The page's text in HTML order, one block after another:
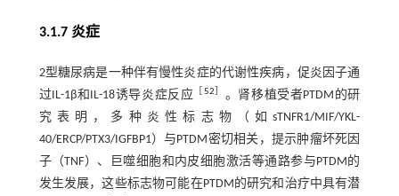
3.1.7 炎症
2型糖尿病是一种伴有慢性炎症的代谢性疾病，促炎因子通
过IL-1β和IL-18诱导炎症反应
52
。肾移植受者PTDM的研
究表明，多种炎性标志物（如sTNFR1/MIF/YKL-
40/ERCP/PTX3/IGFBP1）与PTDM密切相关，提示肿瘤坏死因
子（TNF）、巨噬细胞和内皮细胞激活等通路参与PTDM的
发生发展，这些标志物可能在PTDM的研究和治疗中具有潜